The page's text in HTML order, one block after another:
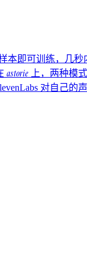
本即可训练，
astorie 上，两种模
对自己的